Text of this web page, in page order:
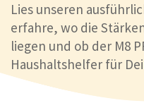
Lies unseren
erfahre, wo die
liegen und ob der M8
Haushaltshelfer für